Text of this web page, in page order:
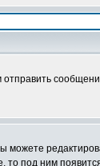
под ним